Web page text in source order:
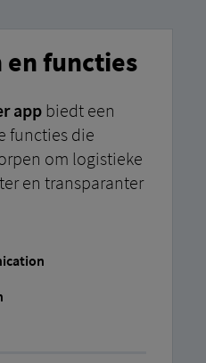
en functies
appbiedt een
functies die
om logistieke
en transparanter